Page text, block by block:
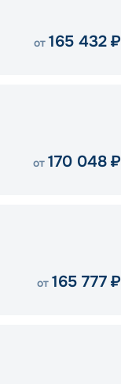
от 165 432 ₽
от 170 048 ₽
от 165 777 ₽